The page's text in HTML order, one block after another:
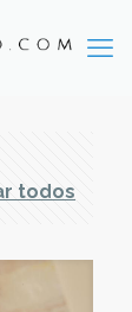
todos